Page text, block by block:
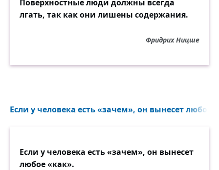
Поверхностные люди должны всегда
лгать, так как они лишены содержания.
Фридрих Ницше
Если у человека есть «зачем», он вынесет любое
Если у человека есть «зачем», он вынесет
любое «как».